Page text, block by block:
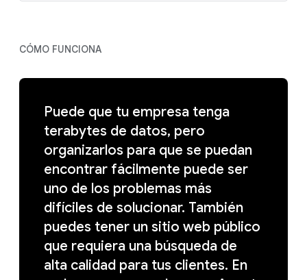
CÓMO FUNCIONA
Puede que tu empresa tenga
terabytes de datos, pero
organizarlos para que se puedan
encontrar fácilmente puede ser
uno de los problemas más
difíciles de solucionar. También
puedes tener un sitio web público
que requiera una búsqueda de
alta calidad para tus clientes. En